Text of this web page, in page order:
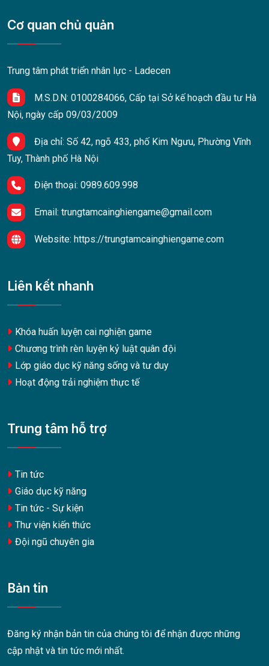
Cơ quan chủ quản
Trung tâm phát triển nhân lực - Ladecen
M.S.D.N: 0100284066, Cấp tại Sở kế hoạch đầu tư Hà
Nội, ngày cấp 09/03/2009
Địa chỉ: Số 42, ngõ 433, phố Kim Ngưu, Phường Vĩnh
Tuy, Thành phố Hà Nội
Điện thoại: 0989.609.998
Email: trungtamcainghiengame@gmail.com
Website: https://trungtamcainghiengame.com
Liên kết nhanh
Khóa huấn luyện cai nghiện game
Chương trình rèn luyện kỷ luật quân đội
Lớp giáo dục kỹ năng sống và tư duy
Hoạt động trải nghiệm thực tế
Trung tâm hỗ trợ
Tin tức
Giáo dục kỹ năng
Tin tức - Sự kiện
Thư viện kiến thức
Đội ngũ chuyên gia
Bản tin
Đăng ký nhận bản tin của chúng tôi để nhận được những
cập nhật và tin tức mới nhất.